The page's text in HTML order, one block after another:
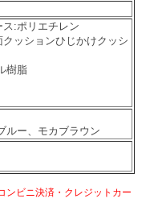
:ポリエチレン
ッションひじかけクッシ
樹脂
ルー、モカブラウン
ビニ決済・クレジットカー